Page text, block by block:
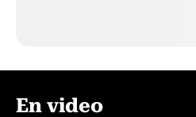
En video